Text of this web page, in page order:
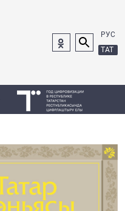
РУС
ТАТ